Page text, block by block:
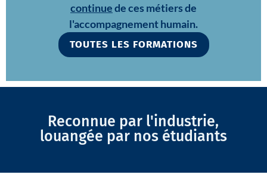
continuede ces métiers de
l'accompagnement humain.
TOUTES LES FORMATIONS
Reconnue par l'industrie,
louangée par nos étudiants